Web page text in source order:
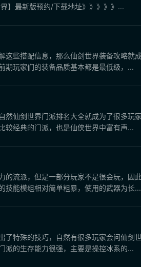
】最新版预约/下载地址》》》》》...
些搭配信息，那么仙剑世界装备攻略就
期玩家们的装备品质基本都是最低级，...
仙剑世界门派排名大全就成为了很多玩
较经典的门派，也是仙侠世界中富有声...
流派，但是一部分玩家不是很会玩，因
技能模组相对简单粗暴，使用的武器为长...
特殊的技巧，自然有很多玩家会问仙剑
派的生存能力很强，主要是操控冰系的...